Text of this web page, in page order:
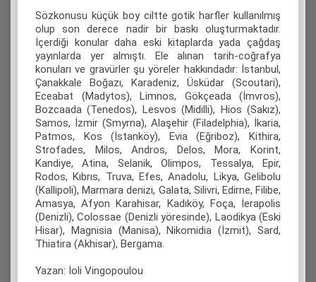
Sözkonusu küçük boy ciltte gotik harfler kullanılmış
olup son derece nadir bir baskı oluşturmaktadır.
İçerdiği konular daha eski kitaplarda yada çağdaş
yayınlarda yer almıştı. Ele alınan tarih-coğrafya
konuları ve gravürler şu yöreler hakkındadır: İstanbul,
Çanakkale Boğazı, Karadeniz, Üsküdar (Scoutari),
Eceabat (Madytos), Limnos, Gökçeada (İmvros),
Bozcaada (Tenedos), Lesvos (Midilli), Hios (Sakız),
Samos, İzmir (Smyrna), Alaşehir (Filadelphia), İkaria,
Patmos, Kos (İstanköy), Evia (Eğriboz), Kithira,
Strofades, Milos, Andros, Delos, Mora, Korint,
Kandiye, Atina, Selanik, Olimpos, Tessalya, Epir,
Rodos, Kıbrıs, Truva, Efes, Anadolu, Likya, Gelibolu
(Kallipoli), Marmara denizi, Galata, Silivri, Edirne, Filibe,
Amasya, Afyon Karahisar, Kadıköy, Foça, İerapolis
(Denizli), Colossae (Denizli yöresinde), Laodikya (Eski
Hisar), Magnisia (Manisa), Nikomidia (İzmit), Sard,
Thiatira (Akhisar), Bergama.
Yazan: İoli Vingopoulou